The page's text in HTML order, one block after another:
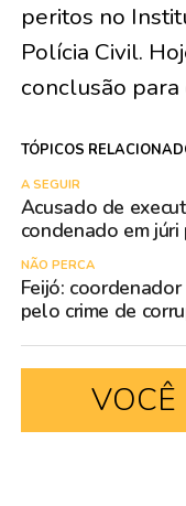
peritos no
Polícia Civil.
conclusão para
TÓPICOS
A SEGUIR
Acusado de
condenado em
NÃO PERCA
Feijó:
pelo crime de
VOCÊ